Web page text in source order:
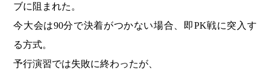
ブに阻まれた。
今大会は90分で決着がつかない場合、即PK戦に突入す
る方式。
予行演習では失敗に終わったが、